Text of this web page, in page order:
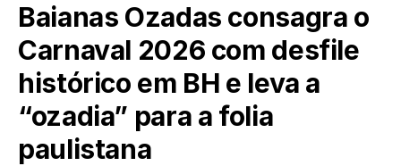
Baianas Ozadas consagra o
Carnaval 2026 com desfile
histórico em BH e leva a
“ozadia” para a folia
paulistana